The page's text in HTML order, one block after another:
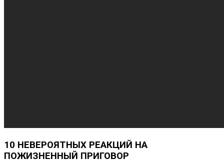
10 НЕВЕРОЯТНЫХ РЕАКЦИЙ НА
ПОЖИЗНЕННЫЙ ПРИГОВОР